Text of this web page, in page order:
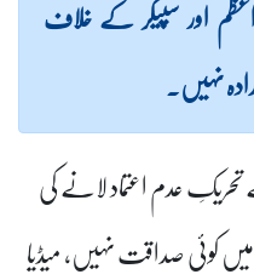
اور سپیکر کے خلاف
نہیں۔
تحریکِ عدم اعتماد لانے کی
کوئی صداقت نہیں، میڈیا